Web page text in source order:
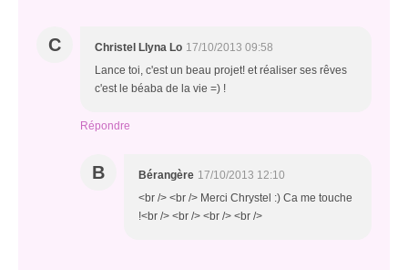
C Christel Llyna Lo 17/10/2013 09:58
Lance toi, c'est un beau projet! et réaliser ses rêves
c'est le béaba de la vie =) !
Répondre
B Bérangère 17/10/2013 12:10
<br /> <br /> Merci Chrystel :) Ca me touche
!<br /> <br /> <br /> <br />